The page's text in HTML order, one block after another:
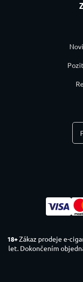
18+Zákaz prodeje e-
let. Dokončením